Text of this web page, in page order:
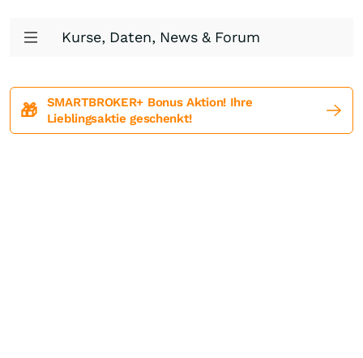
Kurse, Daten, News & Forum
🎁
SMARTBROKER+ Bonus Aktion! Ihre
Lieblingsaktie geschenkt!